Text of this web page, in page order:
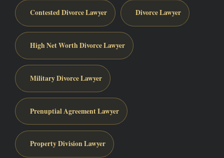
Contested Divorce Lawyer Divorce Lawyer
High Net Worth Divorce Lawyer
Military Divorce Lawyer
Prenuptial Agreement Lawyer
Property Division Lawyer